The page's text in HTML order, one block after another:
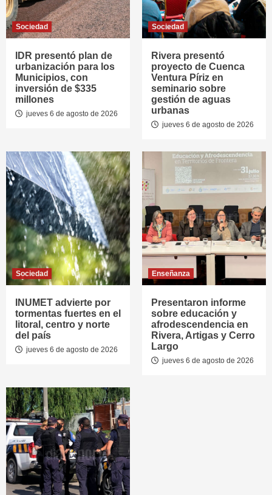
Sociedad
IDR presentó plan de
urbanización para los
Municipios, con
inversión de $335
millones
jueves 6 de agosto de 2026
Sociedad
Rivera presentó
proyecto de Cuenca
Ventura Píriz en
seminario sobre
gestión de aguas
urbanas
jueves 6 de agosto de 2026
Sociedad
INUMET advierte por
tormentas fuertes en el
litoral, centro y norte
del país
jueves 6 de agosto de 2026
Enseñanza
Presentaron informe
sobre educación y
afrodescendencia en
Rivera, Artigas y Cerro
Largo
jueves 6 de agosto de 2026